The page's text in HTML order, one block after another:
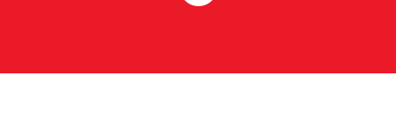
Descarga la APP